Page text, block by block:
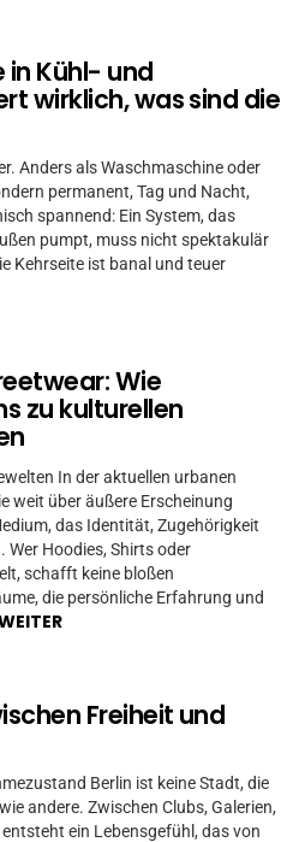
in Kühl- und
wirklich, was sind die
Anders als Waschmaschine oder
permanent, Tag und Nacht,
spannend: Ein System, das
pumpt, muss nicht spektakulär
Kehrseite ist banal und teuer
Wie
zu kulturellen
In der aktuellen urbanen
weit über äußere Erscheinung
das Identität, Zugehörigkeit
Hoodies, Shirts oder
schafft keine bloßen
die persönliche Erfahrung und
Freiheit und
Berlin ist keine Stadt, die
andere. Zwischen Clubs, Galerien,
ein Lebensgefühl, das von